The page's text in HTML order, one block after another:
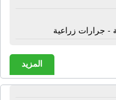
- جرارات زراعية
المزيد